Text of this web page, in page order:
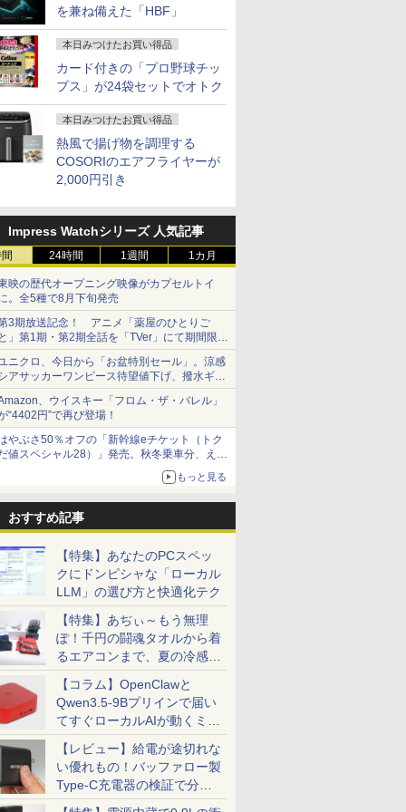
を兼ね備えた「HBF」
本日みつけたお買い得品
カード付きの「プロ野球チッ
プス」が24袋セットでオトク
本日みつけたお買い得品
熱風で揚げ物を調理する
COSORIのエアフライヤーが
2,000円引き
Impress Watchシリーズ 人気記事
24時間 1週間 1カ月
映の歴代オープニング映像がカプセルトイ
。全5種で8月下旬発売
3期放送記念！ アニメ「薬屋のひとりご
」第1期・第2期全話を「TVer」にて期間限定
順次無料配信開始
ニクロ、今日から「お盆特別セール」。涼感
アサッカーワンピース待望値下げ、撥水ギア
ョーツは1990円に
、ウイスキー「フロム・ザ・バレル」
“4402円”で再び登場！
やぶさ50％オフの「新幹線eチケット（トク
値スペシャル28）」発売。秋冬乗車分、えき
もっと見る
おすすめ記事
【特集】あなたのPCスペッ
クにドンピシャな「ローカル
LLM」の選び方と快適化テク
【特集】あぢぃ～もう無理
ぽ！千円の闘魂タオルから着
るエアコンまで、夏の冷感グ
ッズ一挙紹介
【コラム】OpenClawと
Qwen3.5-9Bプリインで届い
てすぐローカルAIが動くミニ
PC「SER9 Pro」
【レビュー】給電が途切れな
い優れもの！バッファロー製
Type-C充電器の検証で分か
ったこと